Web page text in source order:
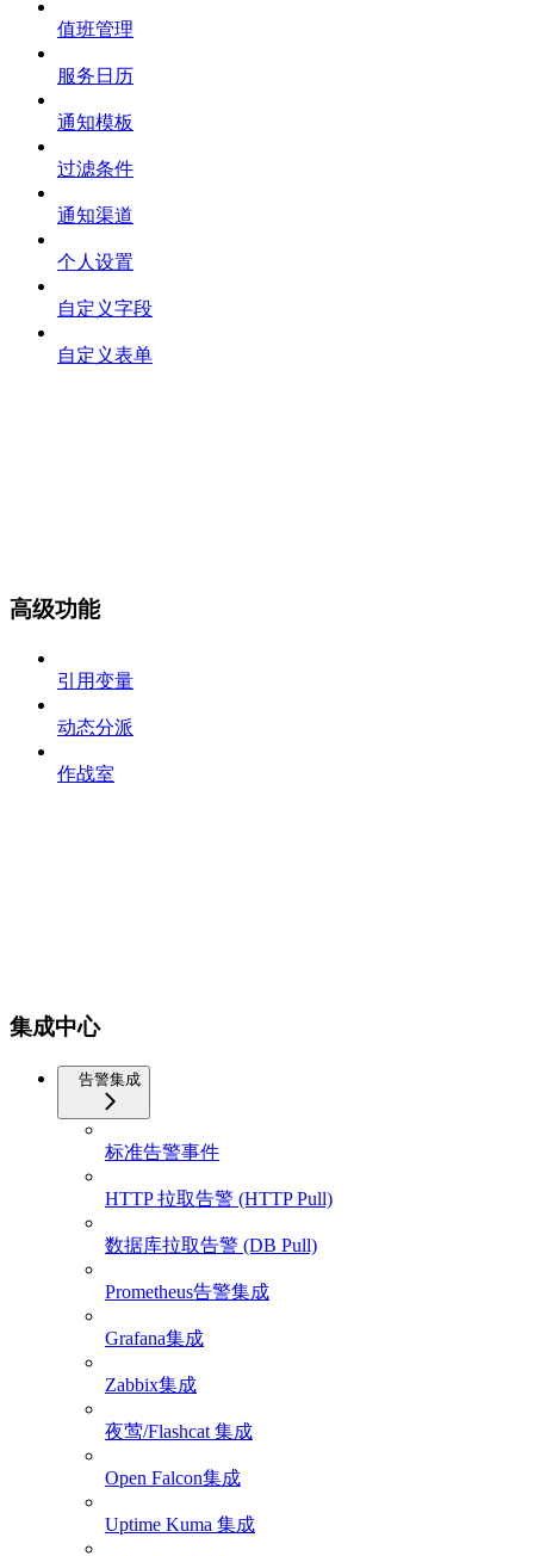
值班管理
服务日历
通知模板
过滤条件
通知渠道
个人设置
自定义字段
自定义表单
高级功能
引用变量
动态分派
作战室
集成中心
告警集成
标准告警事件
HTTP 拉取告警 (HTTP Pull)
数据库拉取告警 (DB Pull)
Prometheus告警集成
Grafana集成
Zabbix集成
夜莺/Flashcat 集成
Open Falcon集成
Uptime Kuma 集成